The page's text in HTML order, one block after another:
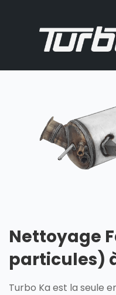
Nettoyage
particules)
Turbo Ka est la seule